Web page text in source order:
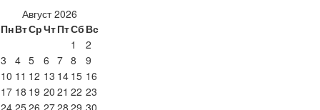
Август 2026
ПнВтСрЧтПтСб Вс
1
2
3
4 5 6 7 8
9
10 11 12 13 14 15 16
17 18 19 20 21 22 23
24 2526 2728 29 30